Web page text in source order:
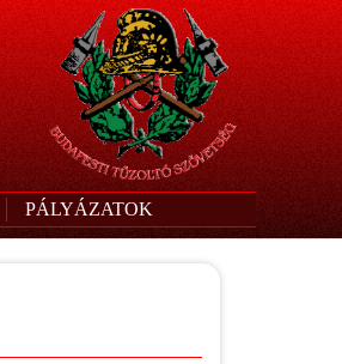
PÁLYÁZATOK